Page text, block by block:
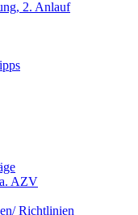
2. Anlauf
AZV
Richtlinien